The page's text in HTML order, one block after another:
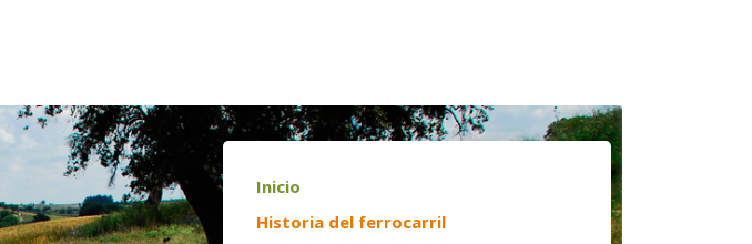
Inicio
Historia del ferrocarril